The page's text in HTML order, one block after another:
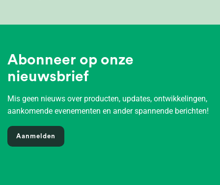
Abonneer op onze
nieuwsbrief
Mis geen nieuws over producten, updates, ontwikkelingen,
aankomende evenementen en ander spannende berichten!
Aanmelden